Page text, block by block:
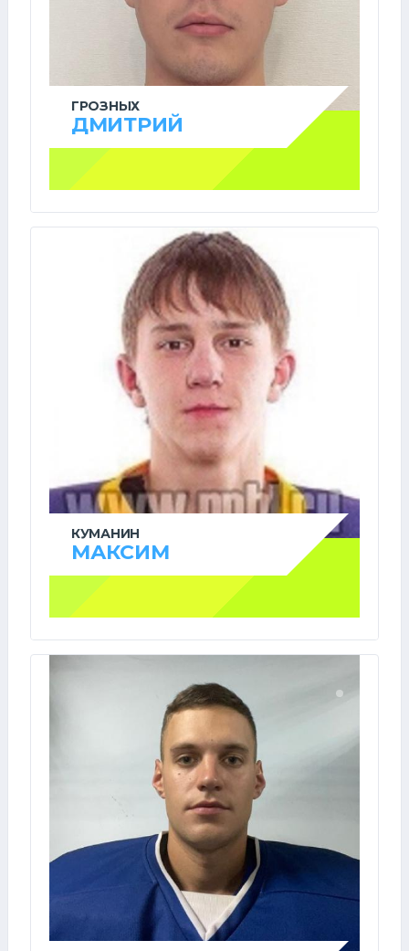
ГРОЗНЫХ
ДМИТРИЙ
КУМАНИН
МАКСИМ